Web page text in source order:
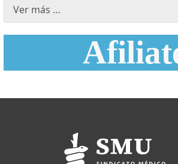
Ver más …